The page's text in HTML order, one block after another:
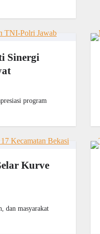
Sinergi
program
Kurve
masyarakat